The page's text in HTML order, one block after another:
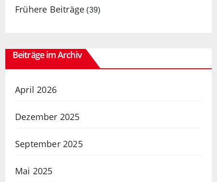
Frühere Beiträge (39)
Beiträge im Archiv
April 2026
Dezember 2025
September 2025
Mai 2025